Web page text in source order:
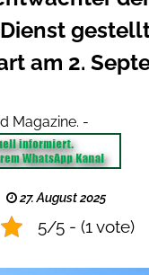
am 2.
Magazine. -
27. August 2025
5/5 - (1 vote)